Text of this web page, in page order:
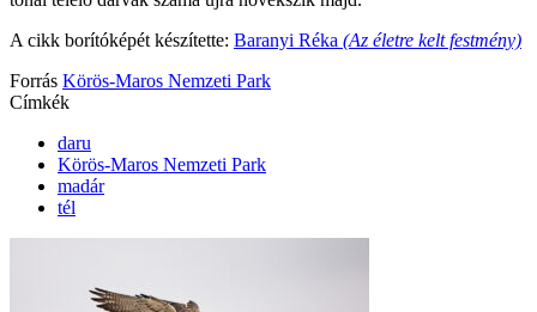
A cikk borítóképét készítette: Baranyi Réka (Az életre kelt festmény)
Forrás Körös-Maros Nemzeti Park
Címkék
daru
Körös-Maros Nemzeti Park
madár
tél